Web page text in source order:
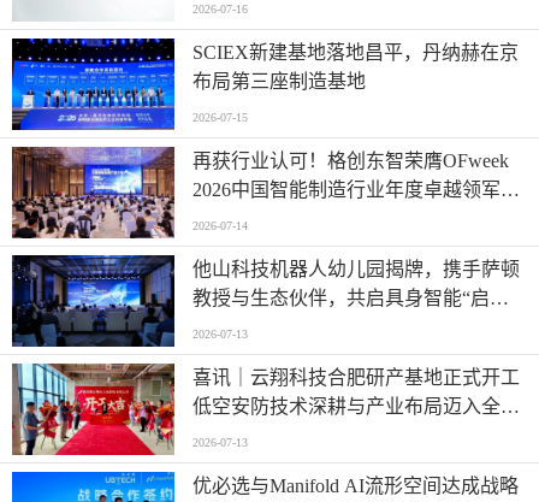
2026-07-16
SCIEX新建基地落地昌平，丹纳赫在京
布局第三座制造基地
2026-07-15
再获行业认可！格创东智荣膺OFweek
2026中国智能制造行业年度卓越领军企
业奖
2026-07-14
他山科技机器人幼儿园揭牌，携手萨顿
教授与生态伙伴，共启具身智能“启蒙
时代”
2026-07-13
喜讯｜云翔科技合肥研产基地正式开工
低空安防技术深耕与产业布局迈入全新
阶段
2026-07-13
优必选与Manifold AI流形空间达成战略